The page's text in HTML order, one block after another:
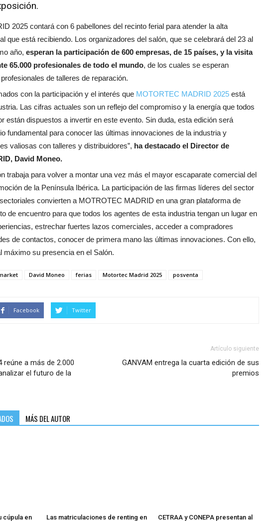
2025 contará con 6 pabellones del recinto ferial para atender la alta
que está recibiendo. Los organizadores del salón, que se celebrará del 23 al
año, esperan la participación de 600 empresas, de 15 países, y la visita
65.000 profesionales de todo el mundo, de los cuales se esperan
de talleres de reparación.
con la participación y el interés que MOTORTEC MADRID 2025 está
Las cifras actuales son un reflejo del compromiso y la energía que todos
están dispuestos a invertir en este evento. Sin duda, esta edición será
fundamental para conocer las últimas innovaciones de la industria y
valiosas con talleres y distribuidores”, ha destacado el Director de
David Moneo.
trabaja para volver a montar una vez más el mayor escaparate comercial del
de la Península Ibérica. La participación de las firmas líderes del sector
convierten a MOTROTEC MADRID en una gran plataforma de
de encuentro para que todos los agentes de esta industria tengan un lugar en
estrechar fuertes lazos comerciales, acceder a compradores
de contactos, conocer de primera mano las últimas innovaciones. Con ello,
máximo su presencia en el Salón.
David Moneo ferias Motortec Madrid 2025 posventa
Facebook Twitter
reúne a más de 2.000
el futuro de la
Artículo siguiente
GANVAM entrega la cuarta edición de sus
premios
MÁS DEL AUTOR
cúpula en
Las matriculaciones de renting en
CETRAA y CONEPA presentan al